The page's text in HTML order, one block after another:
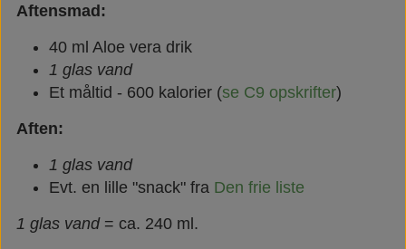
Aftensmad:
40 ml Aloe vera drik
1 glas vand
Et måltid - 600 kalorier (se C9 opskrifter)
Aften:
1 glas vand
Evt. en lille "snack" fra Den frie liste
1 glas vand= ca. 240 ml.